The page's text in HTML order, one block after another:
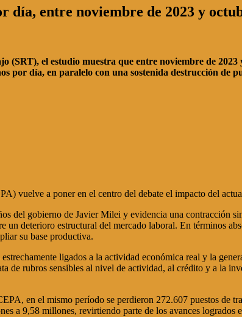
día, entre noviembre de 2023 y
(SRT), el estudio muestra que entre noviembre de
por día, en paralelo con una sostenida destrucción de
vuelve a poner en el centro del debate el impacto del
del gobierno de Javier Milei y evidencia una contracción
un deterioro estructural del mercado laboral. En términos
su base productiva.
ligados a la actividad económica real y la
de rubros sensibles al nivel de actividad, al crédito y a la
en el mismo período se perdieron 272.607 puestos de
a 9,58 millones, revirtiendo parte de los avances logrados